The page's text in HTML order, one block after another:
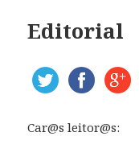
Editorial
Car@s leitor@s: